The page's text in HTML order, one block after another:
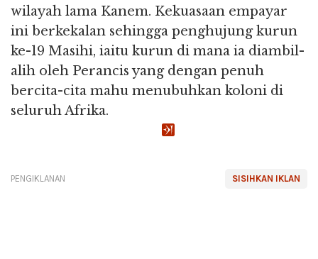
wilayah lama Kanem. Kekuasaan empayar
ini berkekalan sehingga penghujung kurun
ke-19 Masihi, iaitu kurun di mana ia diambil-
alih oleh Perancis yang dengan penuh
bercita-cita mahu menubuhkan koloni di
seluruh Afrika.
SISIHKAN IKLAN
PENGIKLANAN